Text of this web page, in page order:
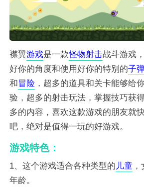
襟翼游戏是一款怪物射击战斗游戏
好你的角度和使用好你的特别的子
和冒险 ，超多的道具和关卡能够给
验，超多的射击玩法，掌握技巧获
多的内容，喜欢这款游戏的朋友就
吧，绝对是值得一玩的好游戏。
游戏特色：
1、这个游戏适合各种类型的 儿童，
年龄。